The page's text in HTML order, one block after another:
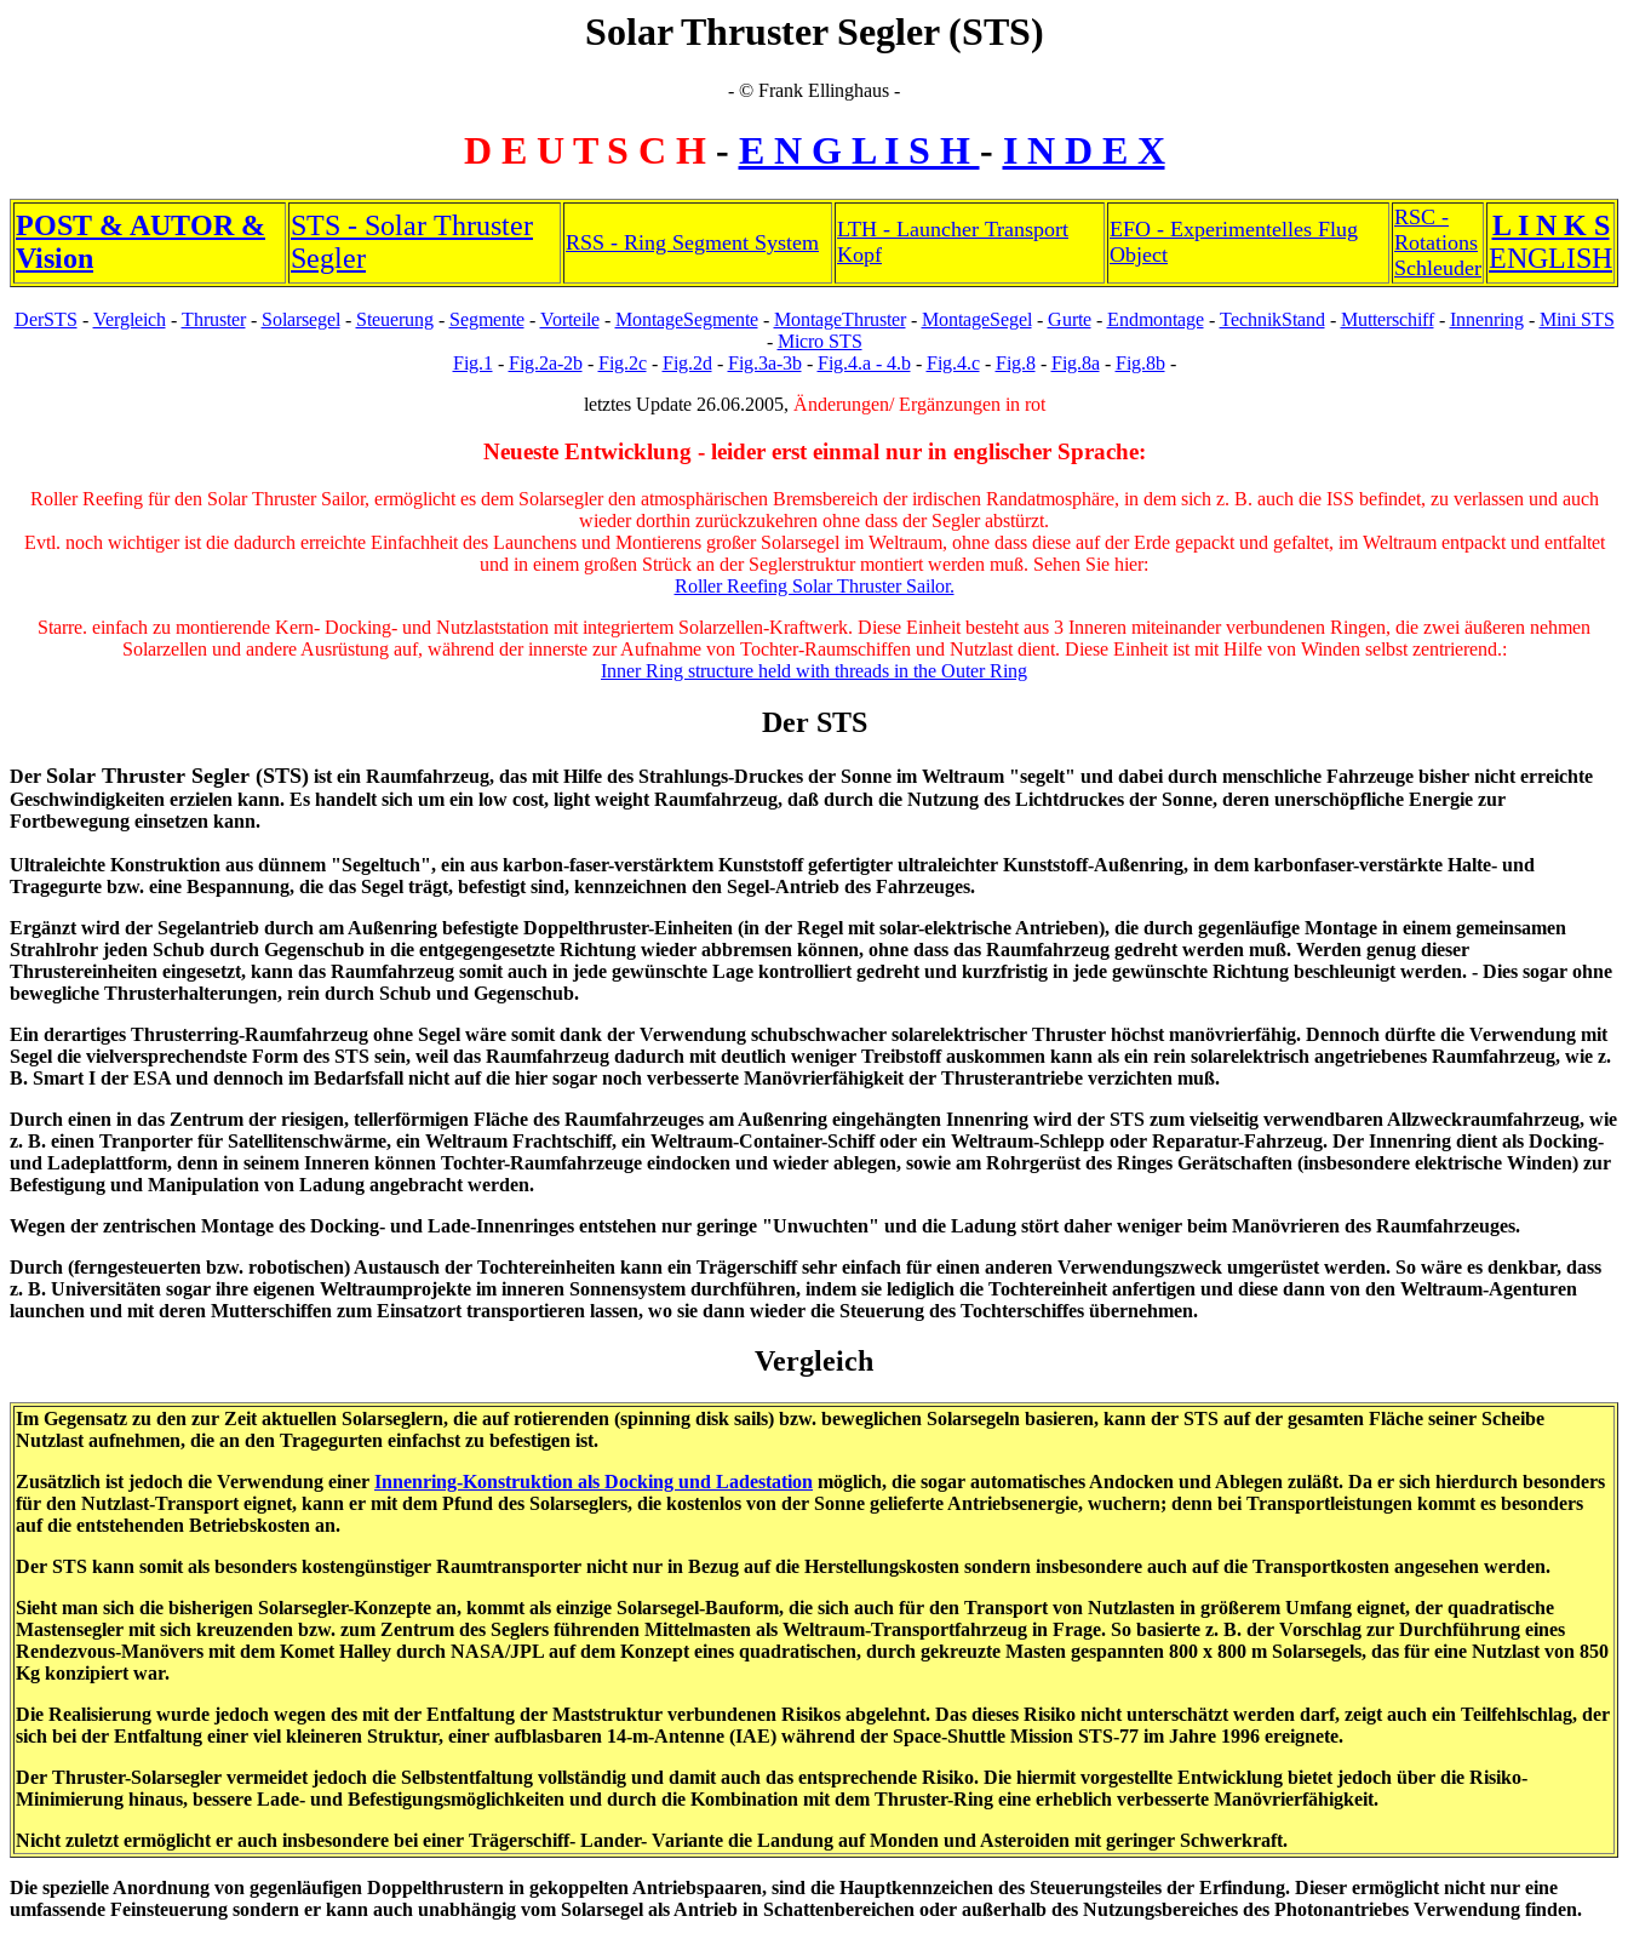
Solar Thruster Segler (STS)
- © Frank Ellinghaus -
D E U T S C H- E N G L I S H - I N D E X
POST & AUTOR &
Vision
STS - Solar Thruster
Segler
RSS - Ring Segment System
LTH - Launcher Transport
Kopf
EFO - Experimentelles Flug
Object
RSC -
Rotations
Schleuder
L I N K S
ENGLISH
DerSTS - Vergleich - Thruster- Solarsegel - Steuerung- Segmente- Vorteile- MontageSegmente- MontageThruster- MontageSegel - Gurte- Endmontage- TechnikStand - Mutterschiff- Innenring- Mini STS
- Micro STS
Fig.1 - Fig.2a-2b- Fig.2c- Fig.2d - Fig.3a-3b- Fig.4.a - 4.b- Fig.4.c- Fig.8- Fig.8a - Fig.8b-
letztes Update 26.06.2005, Änderungen/ Ergänzungen in rot
Neueste Entwicklung - leider erst einmal nur in englischer Sprache:
Roller Reefing für den Solar Thruster Sailor, ermöglicht es dem Solarsegler den atmosphärischen Bremsbereich der irdischen Randatmosphäre, in dem sich z. B. auch die ISS befindet, zu verlassen und auch
wieder dorthin zurückzukehren ohne dass der Segler abstürzt.
Evtl. noch wichtiger ist die dadurch erreichte Einfachheit des Launchens und Montierens großer Solarsegel im Weltraum, ohne dass diese auf der Erde gepackt und gefaltet, im Weltraum entpackt und entfaltet
und in einem großen Strück an der Seglerstruktur montiert werden muß. Sehen Sie hier:
Roller Reefing Solar Thruster Sailor.
Starre. einfach zu montierende Kern- Docking- und Nutzlaststation mit integriertem Solarzellen-Kraftwerk. Diese Einheit besteht aus 3 Inneren miteinander verbundenen Ringen, die zwei äußeren nehmen
Solarzellen und andere Ausrüstung auf, während der innerste zur Aufnahme von Tochter-Raumschiffen und Nutzlast dient. Diese Einheit ist mit Hilfe von Winden selbst zentrierend.:
Inner Ring structure held with threads in the Outer Ring
Der STS
Der Solar Thruster Segler (STS) ist ein Raumfahrzeug, das mit Hilfe des Strahlungs-Druckes der Sonne im Weltraum "segelt" und dabei durch menschliche Fahrzeuge bisher nicht erreichte
Geschwindigkeiten erzielen kann. Es handelt sich um ein low cost, light weight Raumfahrzeug, daß durch die Nutzung des Lichtdruckes der Sonne, deren unerschöpfliche Energie zur
Fortbewegung einsetzen kann.
Ultraleichte Konstruktion aus dünnem "Segeltuch", ein aus karbon-faser-verstärktem Kunststoff gefertigter ultraleichter Kunststoff-Außenring, in dem karbonfaser-verstärkte Halte- und
Tragegurte bzw. eine Bespannung, die das Segel trägt, befestigt sind, kennzeichnen den Segel-Antrieb des Fahrzeuges.
Ergänzt wird der Segelantrieb durch am Außenring befestigte Doppelthruster-Einheiten (in der Regel mit solar-elektrische Antrieben), die durch gegenläufige Montage in einem gemeinsamen
Strahlrohr jeden Schub durch Gegenschub in die entgegengesetzte Richtung wieder abbremsen können, ohne dass das Raumfahrzeug gedreht werden muß. Werden genug dieser
Thrustereinheiten eingesetzt, kann das Raumfahrzeug somit auch in jede gewünschte Lage kontrolliert gedreht und kurzfristig in jede gewünschte Richtung beschleunigt werden. - Dies sogar ohne
bewegliche Thrusterhalterungen, rein durch Schub und Gegenschub.
Ein derartiges Thrusterring-Raumfahrzeug ohne Segel wäre somit dank der Verwendung schubschwacher solarelektrischer Thruster höchst manövrierfähig. Dennoch dürfte die Verwendung mit
Segel die vielversprechendste Form des STS sein, weil das Raumfahrzeug dadurch mit deutlich weniger Treibstoff auskommen kann als ein rein solarelektrisch angetriebenes Raumfahrzeug, wie z.
B. Smart I der ESA und dennoch im Bedarfsfall nicht auf die hier sogar noch verbesserte Manövrierfähigkeit der Thrusterantriebe verzichten muß.
Durch einen in das Zentrum der riesigen, tellerförmigen Fläche des Raumfahrzeuges am Außenring eingehängten Innenring wird der STS zum vielseitig verwendbaren Allzweckraumfahrzeug, wie
z. B. einen Tranporter für Satellitenschwärme, ein Weltraum Frachtschiff, ein Weltraum-Container-Schiff oder ein Weltraum-Schlepp oder Reparatur-Fahrzeug. Der Innenring dient als Docking-
und Ladeplattform, denn in seinem Inneren können Tochter-Raumfahrzeuge eindocken und wieder ablegen, sowie am Rohrgerüst des Ringes Gerätschaften (insbesondere elektrische Winden) zur
Befestigung und Manipulation von Ladung angebracht werden.
Wegen der zentrischen Montage des Docking- und Lade-Innenringes entstehen nur geringe "Unwuchten" und die Ladung stört daher weniger beim Manövrieren des Raumfahrzeuges.
Durch (ferngesteuerten bzw. robotischen) Austausch der Tochtereinheiten kann ein Trägerschiff sehr einfach für einen anderen Verwendungszweck umgerüstet werden. So wäre es denkbar, dass
z. B. Universitäten sogar ihre eigenen Weltraumprojekte im inneren Sonnensystem durchführen, indem sie lediglich die Tochtereinheit anfertigen und diese dann von den Weltraum-Agenturen
launchen und mit deren Mutterschiffen zum Einsatzort transportieren lassen, wo sie dann wieder die Steuerung des Tochterschiffes übernehmen.
Vergleich
Im Gegensatz zu den zur Zeit aktuellen Solarseglern, die auf rotierenden (spinning disk sails) bzw. beweglichen Solarsegeln basieren, kann der STS auf der gesamten Fläche seiner Scheibe
Nutzlast aufnehmen, die an den Tragegurten einfachst zu befestigen ist.
Zusätzlich ist jedoch die Verwendung einer Innenring-Konstruktion als Docking und Ladestation möglich, die sogar automatisches Andocken und Ablegen zuläßt. Da er sich hierdurch besonders
für den Nutzlast-Transport eignet, kann er mit dem Pfund des Solarseglers, die kostenlos von der Sonne gelieferte Antriebsenergie, wuchern; denn bei Transportleistungen kommt es besonders
auf die entstehenden Betriebskosten an.
Der STS kann somit als besonders kostengünstiger Raumtransporter nicht nur in Bezug auf die Herstellungskosten sondern insbesondere auch auf die Transportkosten angesehen werden.
Sieht man sich die bisherigen Solarsegler-Konzepte an, kommt als einzige Solarsegel-Bauform, die sich auch für den Transport von Nutzlasten in größerem Umfang eignet, der quadratische
Mastensegler mit sich kreuzenden bzw. zum Zentrum des Seglers führenden Mittelmasten als Weltraum-Transportfahrzeug in Frage. So basierte z. B. der Vorschlag zur Durchführung eines
Rendezvous-Manövers mit dem Komet Halley durch NASA/JPL auf dem Konzept eines quadratischen, durch gekreuzte Masten gespannten 800 x 800 m Solarsegels, das für eine Nutzlast von 850
Kg konzipiert war.
Die Realisierung wurde jedoch wegen des mit der Entfaltung der Maststruktur verbundenen Risikos abgelehnt. Das dieses Risiko nicht unterschätzt werden darf, zeigt auch ein Teilfehlschlag, der
sich bei der Entfaltung einer viel kleineren Struktur, einer aufblasbaren 14-m-Antenne (IAE) während der Space-Shuttle Mission STS-77 im Jahre 1996 ereignete.
Der Thruster-Solarsegler vermeidet jedoch die Selbstentfaltung vollständig und damit auch das entsprechende Risiko. Die hiermit vorgestellte Entwicklung bietet jedoch über die Risiko-
Minimierung hinaus, bessere Lade- und Befestigungsmöglichkeiten und durch die Kombination mit dem Thruster-Ring eine erheblich verbesserte Manövrierfähigkeit.
Nicht zuletzt ermöglicht er auch insbesondere bei einer Trägerschiff- Lander- Variante die Landung auf Monden und Asteroiden mit geringer Schwerkraft.
Die spezielle Anordnung von gegenläufigen Doppelthrustern in gekoppelten Antriebspaaren, sind die Hauptkennzeichen des Steuerungsteiles der Erfindung. Dieser ermöglicht nicht nur eine
umfassende Feinsteuerung sondern er kann auch unabhängig vom Solarsegel als Antrieb in Schattenbereichen oder außerhalb des Nutzungsbereiches des Photonantriebes Verwendung finden.